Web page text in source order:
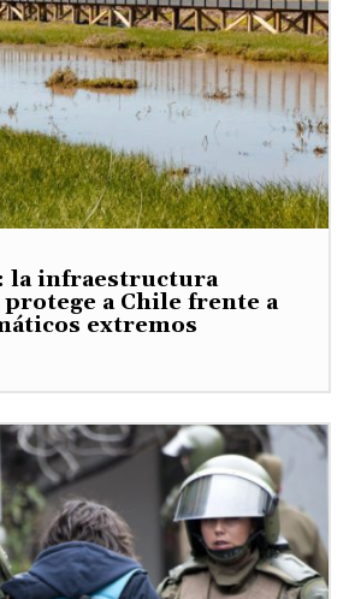
la infraestructura
a Chile frente a
extremos